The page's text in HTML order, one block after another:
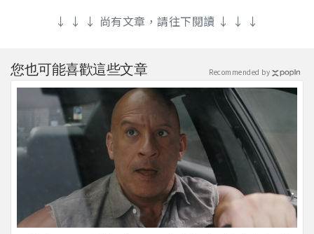
↓ ↓ ↓ 尚有文章，請往下閱讀 ↓ ↓ ↓
您也可能喜歡這些文章 Recommended by